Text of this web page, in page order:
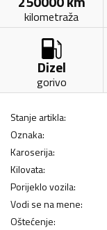
kilometraža
Dizel
gorivo
Stanje artikla:
Oznaka:
Karoserija:
Kilovata:
Porijeklo vozila:
Vodi se na mene:
Oštećenje: